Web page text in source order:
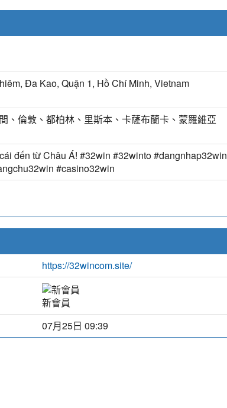
Đa Kao, Quận 1, Hồ Chí Minh, Vietnam
、倫敦、都柏林、里斯本、卡薩布蘭卡、蒙羅維亞
đến từ Châu Á! #32win #32winto #dangnhap32win
#casino32win
https://32wincom.site/
新會員
07月25日 09:39